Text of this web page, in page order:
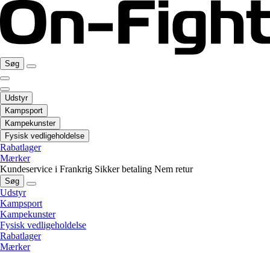
Søg
Udstyr
Kampsport
Kampekunster
Fysisk vedligeholdelse
Rabatlager
Mærker
Kundeservice i Frankrig Sikker betaling Nem retur
Søg
Udstyr
Kampsport
Kampekunster
Fysisk vedligeholdelse
Rabatlager
Mærker